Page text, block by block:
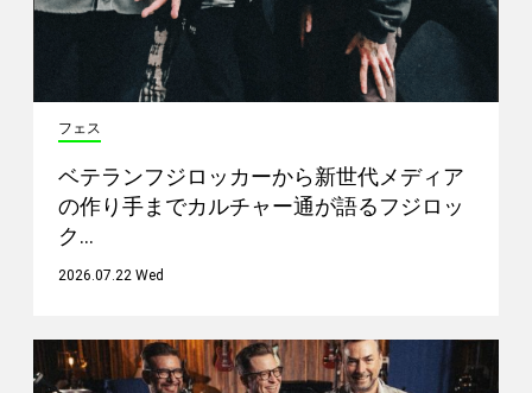
フェス
ベテランフジロッカーから新世代メディア
の作り手までカルチャー通が語るフジロッ
ク…
2026.07.22 Wed